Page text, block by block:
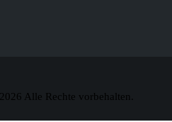
Alle Rechte vorbehalten.